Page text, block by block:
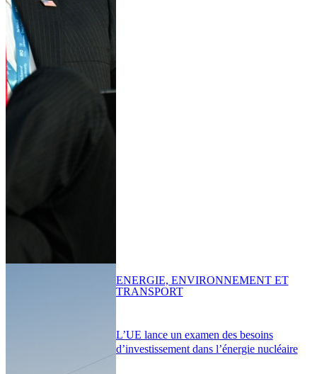
L’UE lance un examen des besoins
d’investissement dans l’énergie nucléaire
ENERGIE, ENVIRONNEMENT ET
TRANSPORT